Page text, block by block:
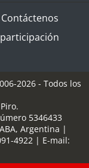
Contáctenos
2026 - Todos los
5346433
Argentina |
4922| E-mail: